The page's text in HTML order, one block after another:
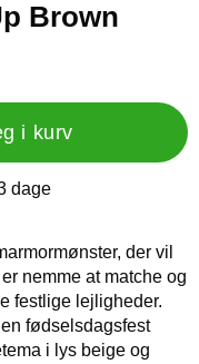
Brown
i kurv
På lager
dage
der vil
nemme at matche og
festlige lejligheder.
fødselsdagsfest
i lys beige og